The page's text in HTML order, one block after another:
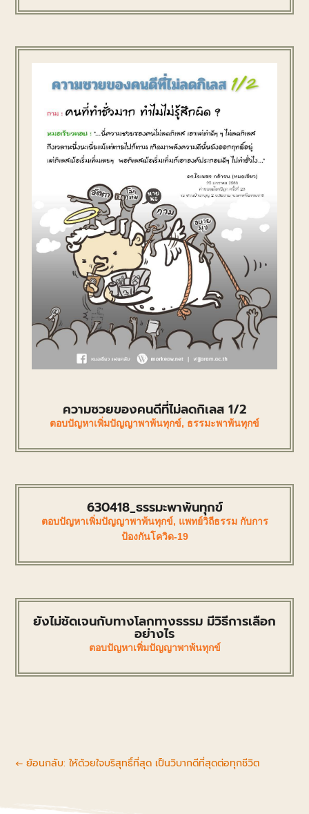
ความซวยของคนดีที่ไม่ลดกิเลส 1/2
ตอบปัญหาเพิ่มปัญญาพาพ้นทุกข์, ธรรมะพาพ้นทุกข์
630418_ธรรมะพาพ้นทุกข์
ตอบปัญหาเพิ่มปัญญาพาพ้นทุกข์, แพทย์วิถีธรรม กับการ
ป้องกันโควิด-19
ยังไม่ชัดเจนกับทางโลกทางธรรม มีวิธีการเลือก
อย่างไร
ตอบปัญหาเพิ่มปัญญาพาพ้นทุกข์
←ย้อนกลับ: ให้ด้วยใจบริสุทธิ์ที่สุด เป็นวิบากดีที่สุดต่อทุกชีวิต